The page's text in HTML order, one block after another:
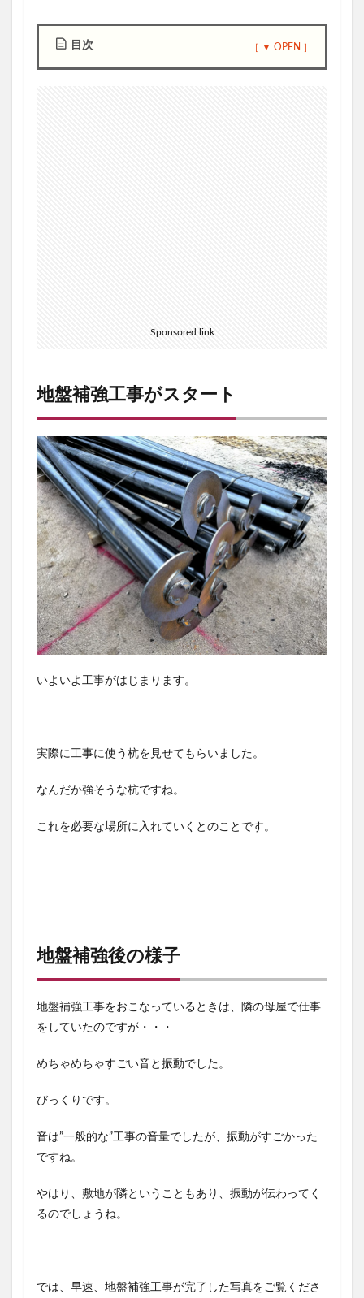
目次
子
3
ど
ん
な
機
械
で
地
盤
補
強
工
事
を
す
る
の
？
4
Sponsored link
地盤補強工事がスタート
いよいよ工事がはじまります。
実際に工事に使う杭を見せてもらいました。
なんだか強そうな杭ですね。
これを必要な場所に入れていくとのことです。
地盤補強後の様子
地盤補強工事をおこなっているときは、隣の母屋で仕事
をしていたのですが・・・
めちゃめちゃすごい音と振動でした。
びっくりです。
音は”一般的な”工事の音量でしたが、振動がすごかった
ですね。
やはり、敷地が隣ということもあり、振動が伝わってく
るのでしょうね。
では、早速、地盤補強工事が完了した写真をご覧くださ